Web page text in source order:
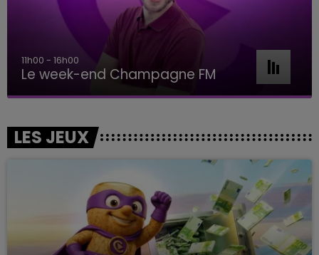
11h00 - 16h00
Le week-end Champagne FM
LES JEUX